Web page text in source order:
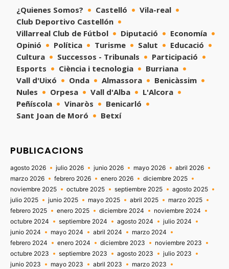
¿Quienes Somos? Castelló
Vila-real
Club Deportivo Castellón
Villarreal Club de Fútbol
Diputació
Economía
Opinió
Política Turisme Salut
Educació
Cultura
Successos - Tribunals
Participació
Esports
Ciència i tecnologia
Burriana
Vall d'Uixó
Onda Almassora
Benicàssim
Nules
Orpesa Vall d'Alba
L'Alcora
Peñíscola
Vinaròs
Benicarló
Sant Joan de Moró
Betxí
PUBLICACIONS
agosto 2026 julio 2026 junio 2026 mayo 2026
abril 2026
marzo 2026
febrero 2026 enero 2026
diciembre 2025
noviembre 2025
octubre 2025 septiembre 2025
agosto 2025
julio 2025
junio 2025 mayo 2025 abril 2025
marzo 2025
febrero 2025
enero 2025 diciembre 2024
noviembre 2024
octubre 2024
septiembre 2024 agosto 2024
julio 2024
junio 2024
mayo 2024 abril 2024
marzo 2024
febrero 2024
enero 2024 diciembre 2023
noviembre 2023
octubre 2023
septiembre 2023 agosto 2023
julio 2023
junio 2023
mayo 2023 abril 2023
marzo 2023